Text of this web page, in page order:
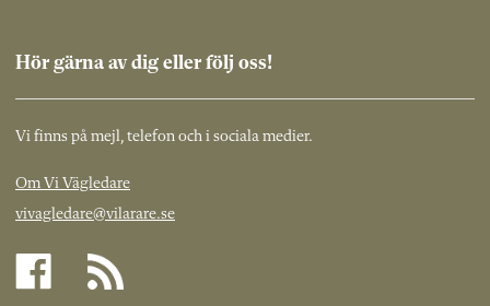
Hör gärna av dig eller följ oss!
Vi finns på mejl, telefon och i sociala medier.
Om Vi Vägledare
vivagledare@vilarare.se